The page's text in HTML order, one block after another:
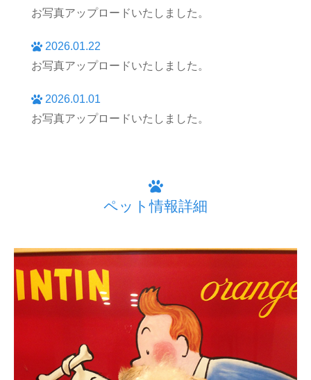
お写真アップロードいたしました。
2026.01.22
お写真アップロードいたしました。
2026.01.01
お写真アップロードいたしました。
ペット情報詳細